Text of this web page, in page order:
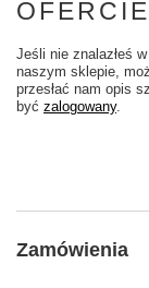
Jeśli nie znalazłeś
naszym sklepie,
przesłać nam opis
być zalogowany.
Zamówienia